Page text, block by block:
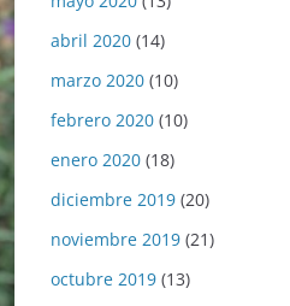
abril 2020 (14)
marzo 2020 (10)
febrero 2020 (10)
enero 2020 (18)
diciembre 2019 (20)
noviembre 2019 (21)
octubre 2019 (13)